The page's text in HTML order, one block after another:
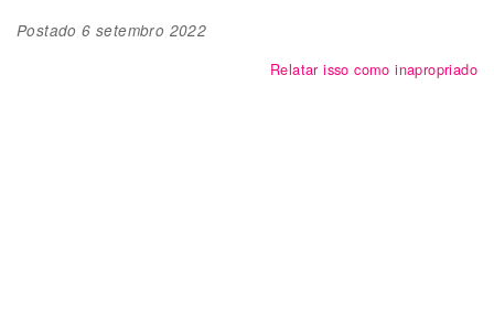
Postado6 setembro 2022
Relatar isso como inapropriado